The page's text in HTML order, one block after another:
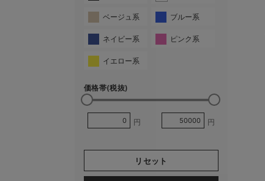
ベージュ系 ブルー系
ネイビー系 ピンク系
イエロー系
価格帯(税抜)
円 円
リセット